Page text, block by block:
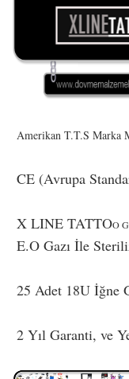
Amerikan T.T.S Marka
CE (Avrupa
X LINE TATTOO
E.O Gazı İle
25 Adet 18U İğne
2 Yıl Garanti, ve